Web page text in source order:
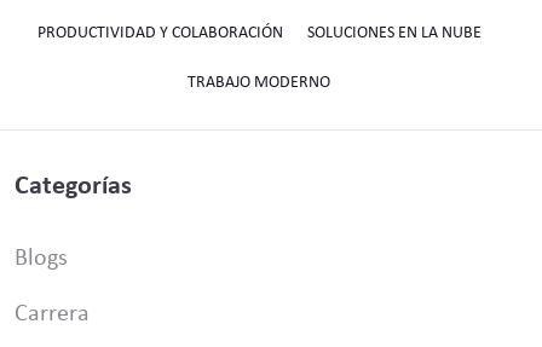
PRODUCTIVIDAD Y COLABORACIÓN SOLUCIONES EN LA NUBE
TRABAJO MODERNO
Categorías
Blogs
Carrera